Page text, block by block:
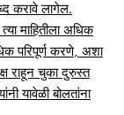
करावे लागेल.
माहितीला अधिक
परिपूर्ण करणे, अशा
राहून चुका दुरुस्त
यावेळी बोलतांना